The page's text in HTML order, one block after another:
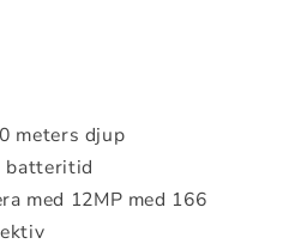
meters djup
batteritid
med 12MP med 166